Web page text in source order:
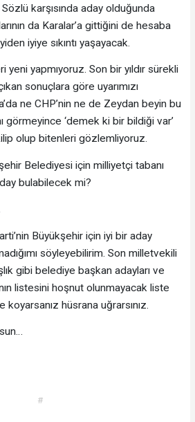
Sözlü karşısında aday olduğunda
da Karalar’a gittiğini de hesaba
iyiye sıkıntı yaşayacak.
yeni yapmıyoruz. Son bir yıldır sürekli
sonuçlara göre uyarımızı
ne CHP’nin ne de Zeydan beyin bu
görmeyince ‘demek ki bir bildiği var’
olup bitenleri gözlemliyoruz.
Belediyesi için milliyetçi tabanı
bulabilecek mi?
Büyükşehir için iyi bir aday
söyleyebilirim. Son milletvekili
gibi belediye başkan adayları ve
listesini hoşnut olunmayacak liste
hüsrana uğrarsınız.
#